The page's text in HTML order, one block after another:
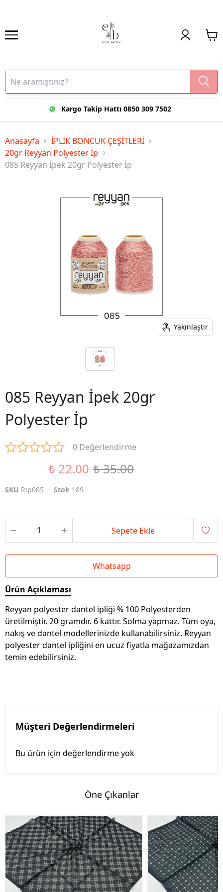
Kargo Takip Hattı 0850 309 7502
Anasayfa
İPLİK BONCUK ÇEŞİTLERİ
20gr Reyyan Polyester İp
085 Reyyan İpek 20gr Polyester İp
Yakınlaştır
085 Reyyan İpek 20gr
Polyester İp
0 Değerlendirme
₺ 22.00 ₺ 35.00
SKU Rip085 Stok 189
Sepete Ekle
Whatsapp
Ürün Açıklaması
Reyyan polyester dantel ipliği % 100 Polyesterden
üretilmiştir. 20 gramdır. 6 kattır. Solma yapmaz. Tüm oya,
nakış ve dantel modellerinizde kullanabilirsiniz. Reyyan
polyester dantel ipliğini en ucuz fiyatla mağazamızdan
temin edebilirsiniz.
Müşteri Değerlendirmeleri
Bu ürün için değerlendirme yok
Öne Çıkanlar